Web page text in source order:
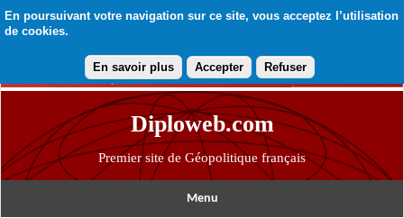
En poursuivant votre navigation sur ce site, vous acceptez l’utilisation
de cookies.
En savoir plus Accepter Refuser
Diploweb.com
Premier site de Géopolitique français
Menu